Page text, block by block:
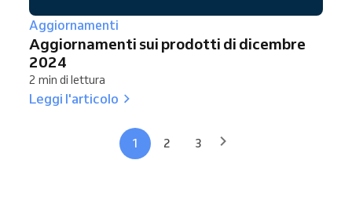
Aggiornamenti
Aggiornamenti sui prodotti di dicembre
2024
2 min di lettura
Leggi l'articolo
1 2 3